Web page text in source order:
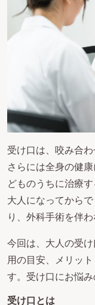
受け口は、咬み合
さらには全身の健
どものうちに治療
大人になってから
り、外科手術を伴
今回は、大人の受
用の目安、メリッ
す。受け口にお悩み
受け口とは